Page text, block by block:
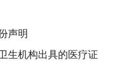
声明
生机构出具的医疗证